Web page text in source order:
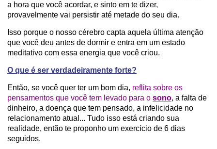
a hora que você acordar, e sinto em te dizer,
provavelmente vai persistir até metade do seu dia.
Isso porque o nosso cérebro capta aquela última atenção
que você deu antes de dormir e entra em um estado
meditativo com essa energia que você criou.
O que é ser verdadeiramente forte?
Então, se você quer ter um bom dia, reflita sobre os
pensamentos que você tem levado para o sono, a falta de
dinheiro, a doença que tem pensado, a infelicidade no
relacionamento atual... Tudo isso está criando sua
realidade, então te proponho um exercício de 6 dias
seguidos.